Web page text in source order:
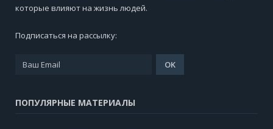
которые влияют на жизнь людей.
Подписаться на рассылку:
ПОПУЛЯРНЫЕ МАТЕРИАЛЫ